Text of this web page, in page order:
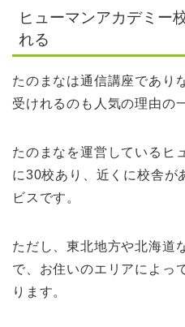
ヒューマンアカデミー
れる
たのまなは通信講座であり
受けれるのも人気の理由の
たのまなを運営しているヒ
に30校あり、近くに校舎が
ビスです。
ただし、東北地方や北海道
で、お住いのエリアによっ
ります。